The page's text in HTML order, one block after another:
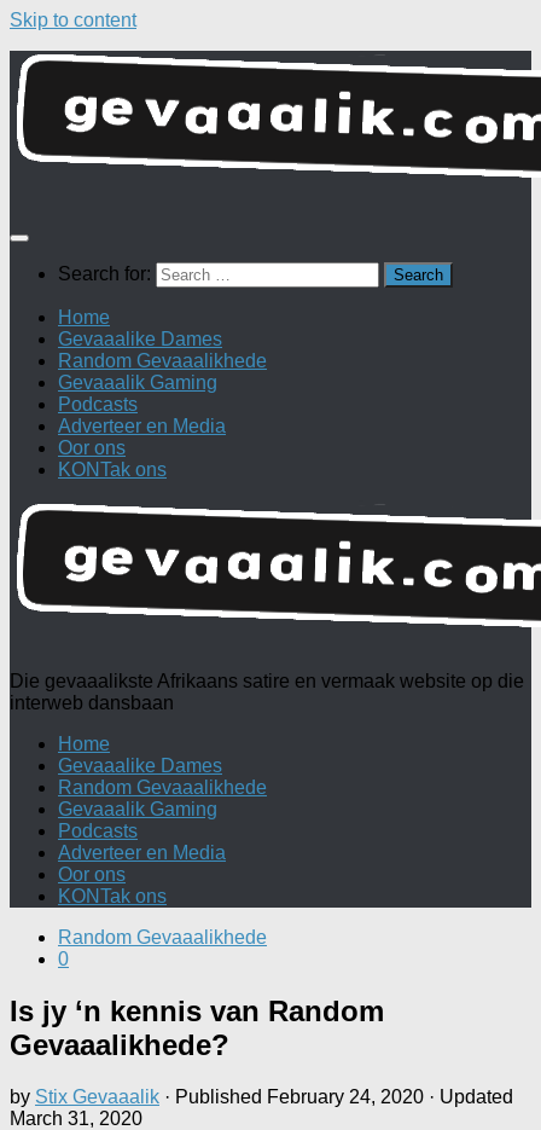
Skip to content
Search for:
Home
Gevaaalike Dames
Random Gevaaalikhede
Gevaaalik Gaming
Podcasts
Adverteer en Media
Oor ons
KONTak ons
Die gevaaalikste Afrikaans satire en vermaak website op die
interweb dansbaan
Home
Gevaaalike Dames
Random Gevaaalikhede
Gevaaalik Gaming
Podcasts
Adverteer en Media
Oor ons
KONTak ons
Random Gevaaalikhede
0
Is jy ‘n kennis van Random
Gevaaalikhede?
by Stix Gevaaalik · Published February 24, 2020 · Updated
March 31, 2020